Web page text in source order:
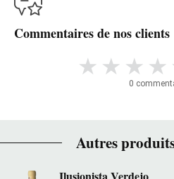
Commentaires de nos clients
0
Autres
Ilusionista Verdejo